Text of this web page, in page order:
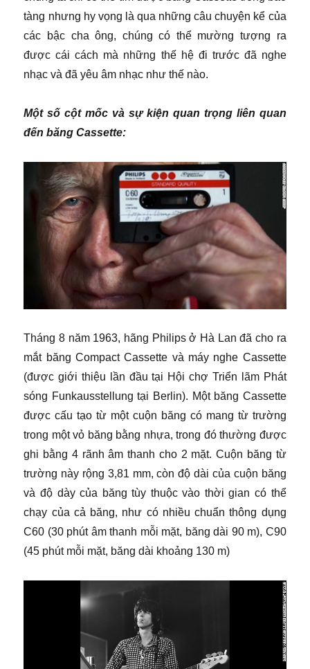
tàng nhưng hy vọng là qua những câu chuyện kể của
các bậc cha ông, chúng có thể mường tượng ra
được cái cách mà những thế hệ đi trước đã nghe
nhạc và đã yêu âm nhạc như thế nào.
Một số cột mốc và sự kiện quan trọng liên quan
đến băng Cassette:
Tháng 8 năm 1963, hãng Philips ở Hà Lan đã cho ra
mắt băng Compact Cassette và máy nghe Cassette
(được giới thiệu lần đầu tại Hội chợ Triển lãm Phát
sóng Funkausstellung tại Berlin). Một băng Cassette
được cấu tạo từ một cuộn băng có mang từ trường
trong một vỏ băng bằng nhựa, trong đó thường được
ghi bằng 4 rãnh âm thanh cho 2 mặt. Cuộn băng từ
trường này rộng 3,81 mm, còn độ dài của cuộn băng
và độ dày của băng tùy thuộc vào thời gian có thể
chạy của cả băng, như có nhiều chuẩn thông dụng
C60 (30 phút âm thanh mỗi mặt, băng dài 90 m), C90
(45 phút mỗi mặt, băng dài khoảng 130 m)